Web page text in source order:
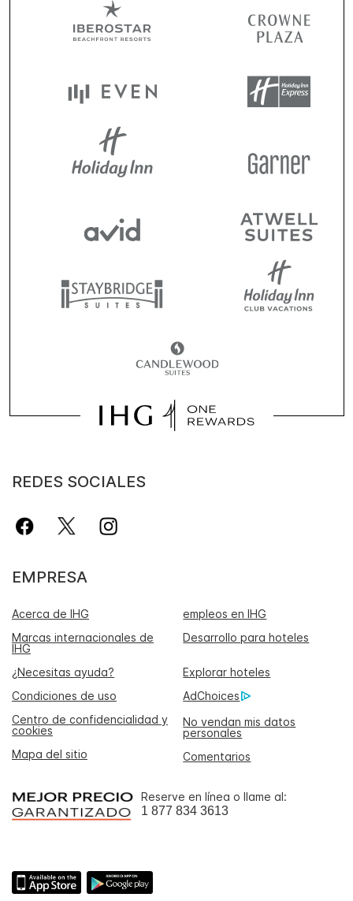
REDES SOCIALES
EMPRESA
Acerca de IHG
empleos en IHG
Marcas internacionales de
IHG
Desarrollo para hoteles
¿Necesitas ayuda?
Explorar hoteles
Condiciones de uso
AdChoices
Centro de confidencialidad y
cookies
No vendan mis datos
personales
Mapa del sitio
Comentarios
Reserve en línea o llame al:
1 877 834 3613